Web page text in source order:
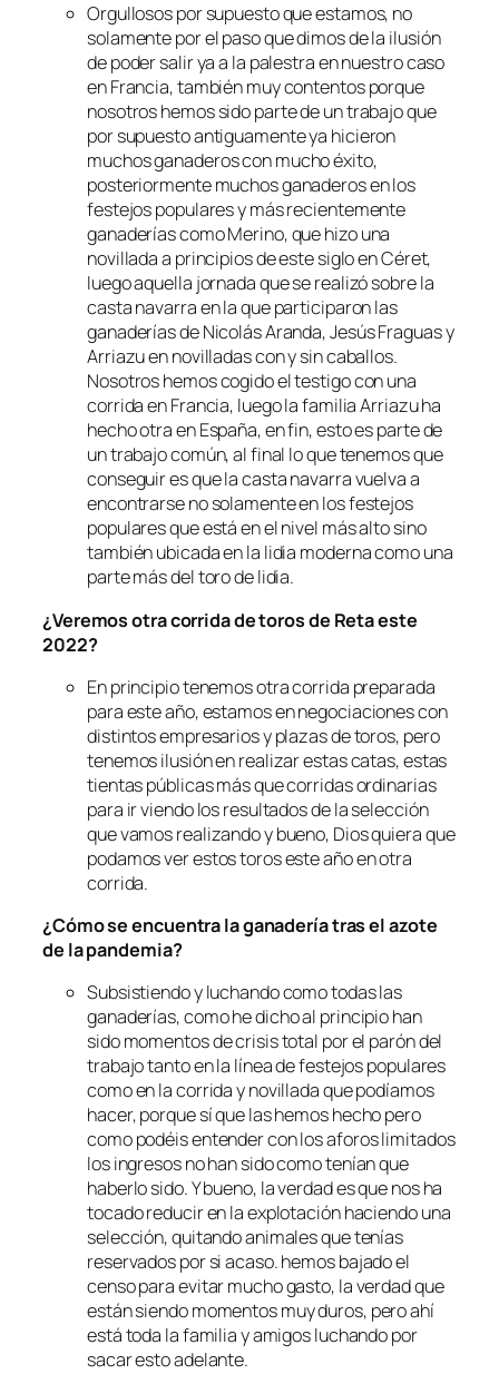
Orgullosos por supuesto que estamos, no
solamente por el paso que dimos de la ilusión
de poder salir ya a la palestra en nuestro caso
en Francia, también muy contentos porque
nosotros hemos sido parte de un trabajo que
por supuesto antiguamente ya hicieron
muchos ganaderos con mucho éxito,
posteriormente muchos ganaderos en los
festejos populares y más recientemente
ganaderías como Merino, que hizo una
novillada a principios de este siglo en Céret,
luego aquella jornada que se realizó sobre la
casta navarra en la que participaron las
ganaderías de Nicolás Aranda, Jesús Fraguas y
Arriazu en novilladas con y sin caballos.
Nosotros hemos cogido el testigo con una
corrida en Francia, luego la familia Arriazu ha
hecho otra en España, en fin, esto es parte de
un trabajo común, al final lo que tenemos que
conseguir es que la casta navarra vuelva a
encontrarse no solamente en los festejos
populares que está en el nivel más alto sino
también ubicada en la lidia moderna como una
parte más del toro de lidia.
¿Veremos otra corrida de toros de Reta este
2022?
En principio tenemos otra corrida preparada
para este año, estamos en negociaciones con
distintos empresarios y plazas de toros, pero
tenemos ilusión en realizar estas catas, estas
tientas públicas más que corridas ordinarias
para ir viendo los resultados de la selección
que vamos realizando y bueno, Dios quiera que
podamos ver estos toros este año en otra
corrida.
¿Cómo se encuentra la ganadería tras el azote
de la pandemia?
Subsistiendo y luchando como todas las
ganaderías, como he dicho al principio han
sido momentos de crisis total por el parón del
trabajo tanto en la línea de festejos populares
como en la corrida y novillada que podíamos
hacer, porque sí que las hemos hecho pero
como podéis entender con los aforos limitados
los ingresos no han sido como tenían que
haberlo sido. Y bueno, la verdad es que nos ha
tocado reducir en la explotación haciendo una
selección, quitando animales que tenías
reservados por si acaso. hemos bajado el
censo para evitar mucho gasto, la verdad que
están siendo momentos muy duros, pero ahí
está toda la familia y amigos luchando por
sacar esto adelante.